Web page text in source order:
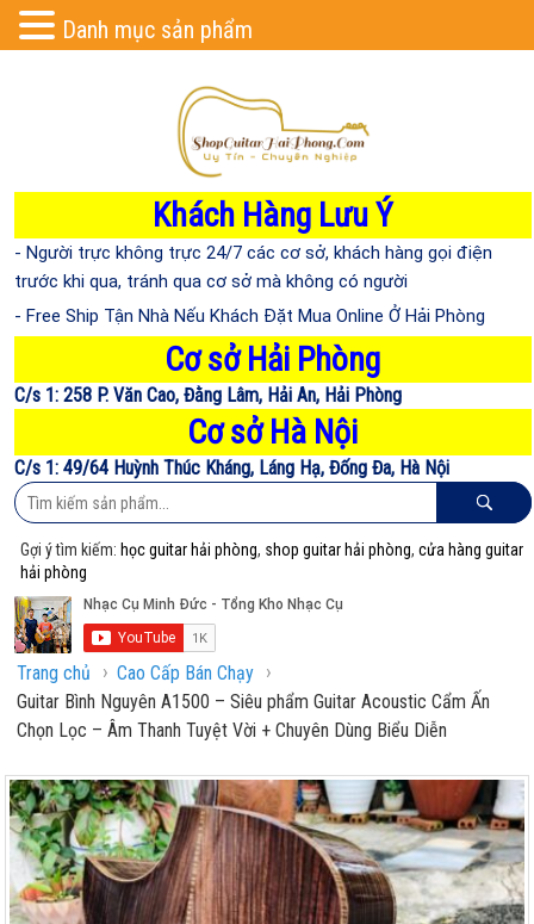
Khách Hàng Lưu Ý
- Người trực không trực 24/7 các cơ sở, khách hàng gọi điện
trước khi qua, tránh qua cơ sở mà không có người
- Free Ship Tận Nhà Nếu Khách Đặt Mua Online Ở Hải Phòng
Cơ sở Hải Phòng
C/s 1: 258 P. Văn Cao, Đằng Lâm, Hải An, Hải Phòng
Cơ sở Hà Nội
C/s 1: 49/64 Huỳnh Thúc Kháng, Láng Hạ, Đống Đa, Hà Nội
Gợi ý tìm kiếm: học guitar hải phòng, shop guitar hải phòng,cửa hàng guitar
hải phòng
Trang chủ › Cao Cấp Bán Chạy ›
Guitar Bình Nguyên A1500 – Siêu phẩm Guitar Acoustic Cẩm Ấn
Chọn Lọc – Âm Thanh Tuyệt Vời + Chuyên Dùng Biểu Diễn
Danh mục sản phẩm